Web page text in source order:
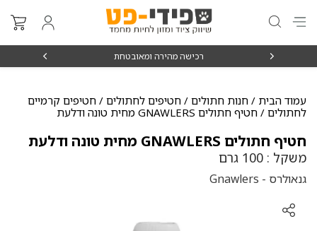
רכישה מהירה ומאובטחת
עמוד הבית / חנות חתולים / חטיפים לחתולים / חטיפים קרמיים
לחתולים / חטיף חתולים GNAWLERS מחית טונה ודלעת
חטיף חתולים GNAWLERS מחית טונה ודלעת
משקל : 100 גרם
גנאולרס - Gnawlers